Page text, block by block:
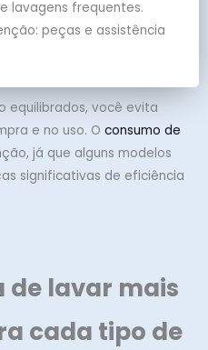
lavagens frequentes.
peças e assistência
equilibrados, você evita
e no uso. O consumo de
já que alguns modelos
significativas de eficiência
de lavar mais
cada tipo de